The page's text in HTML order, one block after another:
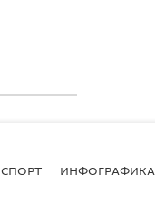
СПОРТ ИНФОГРАФИКА